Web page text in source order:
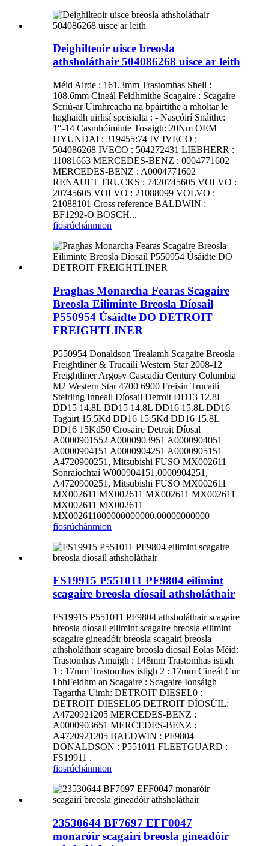
Deighilteoir uisce breosla
athsholáthair 504086268 uisce ar leith
Méid Airde : 161.3mm Trastomhas Shell :
108.6mm Cineál Feidhmithe Scagaire : Scagaire
Scriú-ar Uimhreacha na bpáirtithe a mholtar le
haghaidh uirlisí speisialta : - Nascóirí Snáithe:
1″-14 Casmhóiminte Tosaigh: 20Nm OEM
HYUNDAI : 319455:74 IV IVECO :
504086268 IVECO : 504272431 LIEBHERR :
11081663 MERCEDES-BENZ : 0004771602
MERCEDES-BENZ : A0004771602
RENAULT TRUCKS : 7420745605 VOLVO :
20745605 VOLVO : 21088099 VOLVO :
21088101 Cross reference BALDWIN :
BF1292-O BOSCH...
fiosrúchánmion
Praghas Monarcha Fearas Scagaire
Breosla Eiliminte Breosla Díosail
P550954 Úsáidte DO DETROIT
FREIGHTLINER
P550954 Donaldson Trealamh Scagaire Breosla
Freightliner & Trucailí Western Star 2008-12
Freightliner Argosy Cascadia Century Columbia
M2 Western Star 4700 6900 Freisin Trucailí
Steirling Inneall Díosail Detroit DD13 12.8L
DD15 14.8L DD15 14.8L DD16 15.8L DD16
Tagairt 15.5Kd DD16 15.5Kd DD16 15.8L
DD16 15Kd50 Crosaire Detroit Díosal
A0000901552 A0000903951 A0000904051
A0000904151 A0000904251 A0000905151
A4720900251, Mitsubishi FUSO MX002611
Sonraíochtaí W000904151,0000904251,
A4720900251, Mitsubishi FUSO MX002611
MX002611 MX002611 MX002611 MX002611
MX002611 MX002611
MX002611000000000000,00000000000
fiosrúchánmion
FS19915 P551011 PF9804 eilimint
scagaire breosla díosail athsholáthair
FS19915 P551011 PF9804 athsholáthair scagaire
breosla díosail eilimint scagaire breosla eilimint
scagaire gineadóir breosla scagairí breosla
athsholáthair scagaire breosla díosail Eolas Méid:
Trastomhas Amuigh : 148mm Trastomhas istigh
1 : 17mm Trastomhas istigh 2 : 17mm Cineál Cur
i bhFeidhm an Scagaire : Scagaire Ionsáigh
Tagartha Uimh: DETROIT DIESEL0 :
DETROIT DIESEL05 DETROIT DÍOSÚIL:
A4720921205 MERCEDES-BENZ :
A0000903651 MERCEDES-BENZ :
A4720921205 BALDWIN : PF9804
DONALDSON : P551011 FLEETGUARD :
FS19911 .
fiosrúchánmion
23530644 BF7697 EFF0047
monaróir scagairí breosla gineadóir